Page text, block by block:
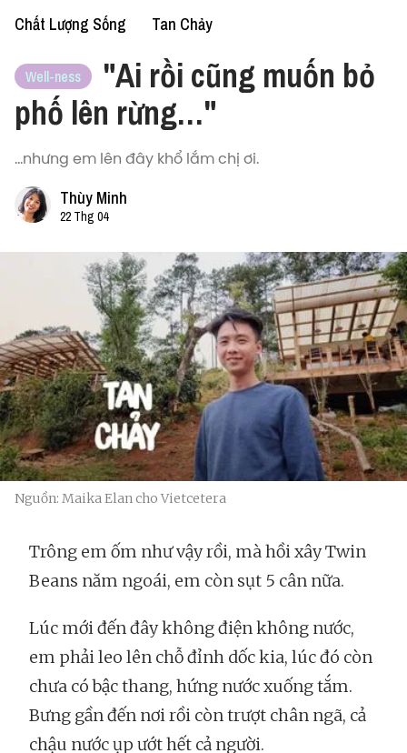
Chất Lượng Sống Tan Chảy
Well-ness
"Ai rồi cũng muốn bỏ
phố lên rừng…"
...nhưng em lên đây khổ lắm chị ơi.
Thùy Minh
22 Thg 04
Nguồn: Maika Elan cho Vietcetera
Trông em ốm như vậy rồi, mà hồi xây Twin
Beans năm ngoái, em còn sụt 5 cân nữa.
Lúc mới đến đây không điện không nước,
em phải leo lên chỗ đỉnh dốc kia, lúc đó còn
chưa có bậc thang, hứng nước xuống tắm.
Bưng gần đến nơi rồi còn trượt chân ngã, cả
chậu nước ụp ướt hết cả người.